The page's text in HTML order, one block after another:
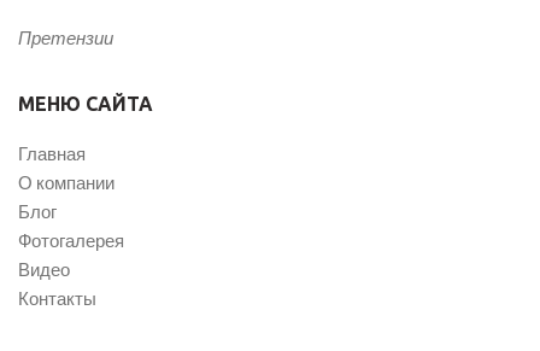
Претензии
МЕНЮ САЙТА
Главная
О компании
Блог
Фотогалерея
Видео
Контакты